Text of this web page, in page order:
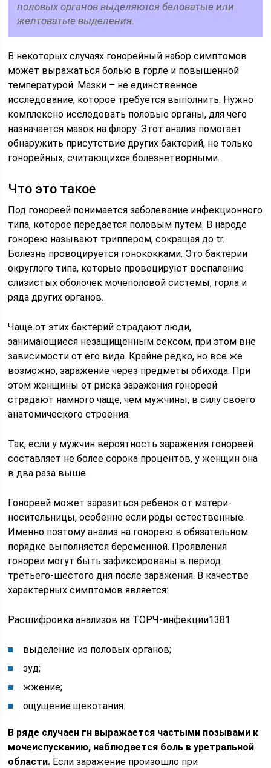
половых органов выделяются беловатые или
желтоватые выделения.
В некоторых случаях гонорейный набор симптомов
может выражаться болью в горле и повышенной
температурой. Мазки – не единственное
исследование, которое требуется выполнить. Нужно
комплексно исследовать половые органы, для чего
назначается мазок на флору. Этот анализ помогает
обнаружить присутствие других бактерий, не только
гонорейных, считающихся болезнетворными.
Что это такое
Под гонореей понимается заболевание инфекционного
типа, которое передается половым путем. В народе
гонорею называют триппером, сокращая до tr.
Болезнь провоцируется гонококками. Это бактерии
округлого типа, которые провоцируют воспаление
слизистых оболочек мочеполовой системы, горла и
ряда других органов.
Чаще от этих бактерий страдают люди,
занимающиеся незащищенным сексом, при этом вне
зависимости от его вида. Крайне редко, но все же
возможно, заражение через предметы обихода. При
этом женщины от риска заражения гонореей
страдают намного чаще, чем мужчины, в силу своего
анатомического строения.
Так, если у мужчин вероятность заражения гонореей
составляет не более сорока процентов, у женщин она
в два раза выше.
Гонореей может заразиться ребенок от матери-
носительницы, особенно если роды естественные.
Именно поэтому анализ на гонорею в обязательном
порядке выполняется беременной. Проявления
гонореи могут быть зафиксированы в период
третьего-шестого дня после заражения. В качестве
характерных симптомов является:
Расшифровка анализов на ТОРЧ-инфекции1381
выделение из половых органов;
зуд;
жжение;
ощущение щекотания.
В ряде случаен гн выражается частыми позывами к
мочеиспусканию, наблюдается боль в уретральной
области. Если заражение произошло при